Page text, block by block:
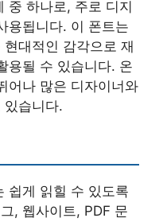
중 하나로, 주로 디지
용됩니다. 이 폰트는
대적인 감각으로 재
용될 수 있습니다. 온
어나 많은 디자이너와
있습니다.
쉽게 읽힐 수 있도록
, 웹사이트, PDF 문